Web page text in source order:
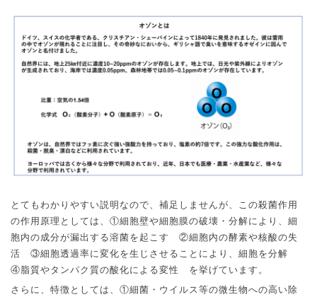
とてもわかりやすい説明なので、補足しませんが、この殺菌作用
の作用原理としては、 ①細胞壁や細胞膜の破壊・分解により、細
胞内の成分が漏出する溶菌を起こす ②細胞内の酵素や核酸の失
活 ③細胞透過率に変化を生じさせることにより、細胞を分解
④脂質やタンパク質の酸化による変性 を挙げています。
さらに、特徴としては、 ①細菌・ウイルス等の微生物への高い除